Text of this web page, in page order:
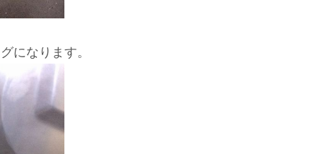
になります。